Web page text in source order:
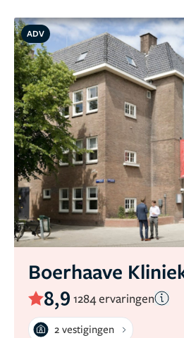
ADV
Boerhaave
8,9 1284 ervaringen
2 vestigingen